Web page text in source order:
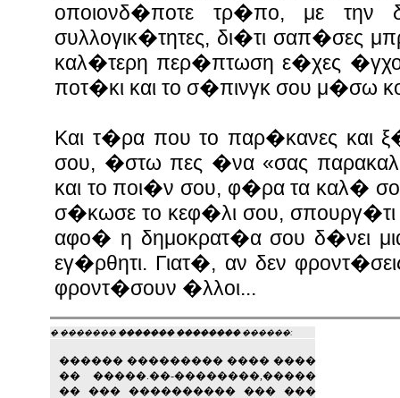
οποιονδ�ποτε τρ�πο, με
συλλογικ�τητες, δι�τι σαπ�σες
καλ�τερη περ�πτωση ε�χες
ποτ�κι και το σ�πινγκ σου μ�σω
Και τ�ρα που το παρ�κανες και
σου, �στω πες �να «σας
και το ποι�ν σου, φ�ρα τα καλ�
σ�κωσε το κεφ�λι σου,
αφο� η δημοκρατ�α σου δ�νει
εγ�ρθητι. Γιατ�, αν δεν
φροντ�σουν �λλοι...
� ������� ������� ��������������:
������ ��������� ���� ����
�� �����.��-��������,�����
�� ��� ���������� ��� ���